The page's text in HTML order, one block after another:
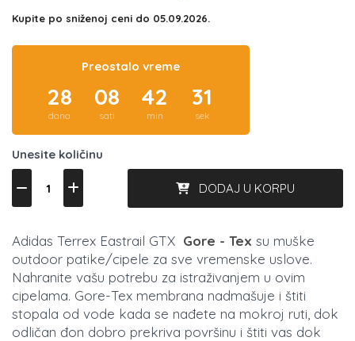
Kupite po sniženoj ceni do 05.09.2026.
Preostalo vreme
28
dana
08
sati
42
min
31
sek
Unesite količinu
DODAJ U KORPU
Adidas Terrex Eastrail GTX Gore - Tex su muške
outdoor patike/cipele za sve vremenske uslove.
Nahranite vašu potrebu za istraživanjem u ovim
cipelama. Gore-Tex membrana nadmašuje i štiti
stopala od vode kada se nađete na mokroj ruti, dok
odličan đon dobro prekriva površinu i štiti vas dok